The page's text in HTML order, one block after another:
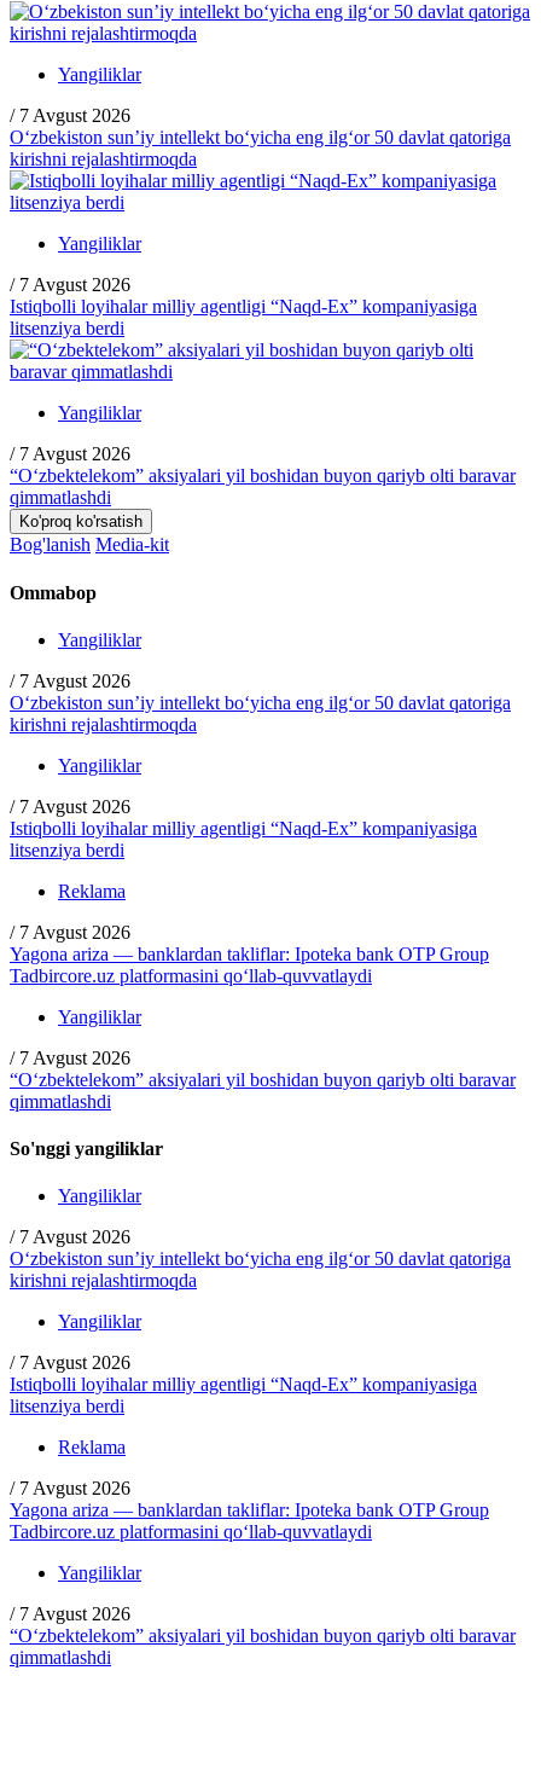
Yangiliklar
/ 7 Avgust 2026
O‘zbekiston sun’iy intellekt bo‘yicha eng ilg‘or 50 davlat qatoriga
kirishni rejalashtirmoqda
Yangiliklar
/ 7 Avgust 2026
Istiqbolli loyihalar milliy agentligi “Naqd-Ex” kompaniyasiga
litsenziya berdi
Yangiliklar
/ 7 Avgust 2026
“O‘zbektelekom” aksiyalari yil boshidan buyon qariyb olti baravar
qimmatlashdi
Ko'proq ko'rsatish
Bog'lanish Media-kit
Ommabop
Yangiliklar
/ 7 Avgust 2026
O‘zbekiston sun’iy intellekt bo‘yicha eng ilg‘or 50 davlat qatoriga
kirishni rejalashtirmoqda
Yangiliklar
/ 7 Avgust 2026
Istiqbolli loyihalar milliy agentligi “Naqd-Ex” kompaniyasiga
litsenziya berdi
Reklama
/ 7 Avgust 2026
Yagona ariza — banklardan takliflar: Ipoteka bank OTP Group
Tadbircore.uz platformasini qo‘llab-quvvatlaydi
Yangiliklar
/ 7 Avgust 2026
“O‘zbektelekom” aksiyalari yil boshidan buyon qariyb olti baravar
qimmatlashdi
So'nggi yangiliklar
Yangiliklar
/ 7 Avgust 2026
O‘zbekiston sun’iy intellekt bo‘yicha eng ilg‘or 50 davlat qatoriga
kirishni rejalashtirmoqda
Yangiliklar
/ 7 Avgust 2026
Istiqbolli loyihalar milliy agentligi “Naqd-Ex” kompaniyasiga
litsenziya berdi
Reklama
/ 7 Avgust 2026
Yagona ariza — banklardan takliflar: Ipoteka bank OTP Group
Tadbircore.uz platformasini qo‘llab-quvvatlaydi
Yangiliklar
/ 7 Avgust 2026
“O‘zbektelekom” aksiyalari yil boshidan buyon qariyb olti baravar
qimmatlashdi